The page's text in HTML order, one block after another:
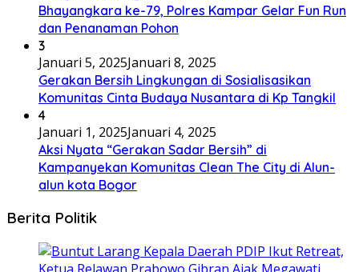
Bhayangkara ke-79, Polres Kampar Gelar Fun Run
dan Penanaman Pohon
3
Januari 5, 2025Januari 8, 2025
Gerakan Bersih Lingkungan di Sosialisasikan
Komunitas Cinta Budaya Nusantara di Kp Tangkil
4
Januari 1, 2025Januari 4, 2025
Aksi Nyata “Gerakan Sadar Bersih” di
Kampanyekan Komunitas Clean The City di Alun-
alun kota Bogor
Berita Politik